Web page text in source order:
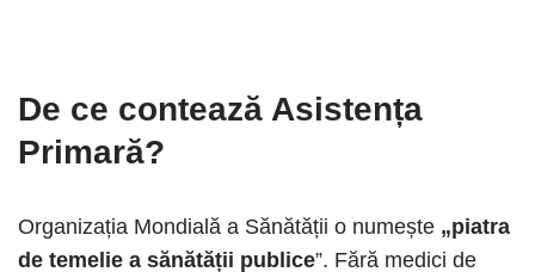
De ce contează Asistența
Primară?
Organizația Mondială a Sănătății o numește „piatra
de temelie a sănătății publice”. Fără medici de